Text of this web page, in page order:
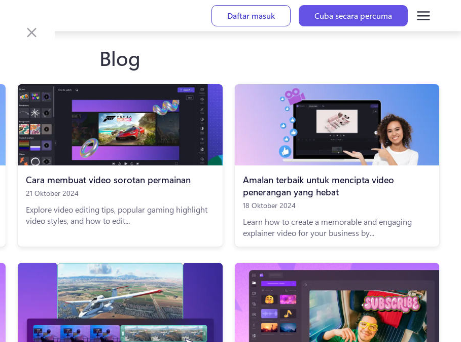
Daftar masuk Cuba secara percuma
Blog
Cara membuat video sorotan permainan
21 Oktober 2024
Explore video editing tips, popular gaming highlight
video styles, and how to edit...
Amalan terbaik untuk mencipta video
penerangan yang hebat
18 Oktober 2024
Learn how to create a memorable and engaging
explainer video for your business by...